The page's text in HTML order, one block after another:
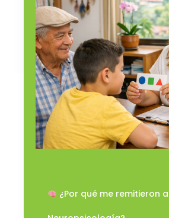
¿Por qué me remitieron a